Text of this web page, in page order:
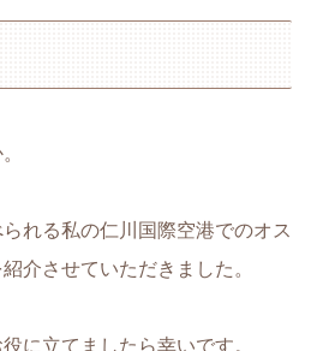
れる私の仁川国際空港でのオス
介させていただきました。
に立てましたら幸いです。